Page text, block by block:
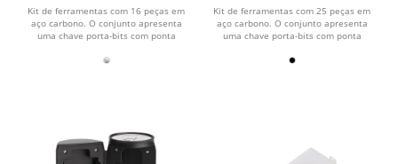
Kit de ferramentas com 16 peças em
aço carbono. O conjunto apresenta
uma chave porta-bits com ponta
Kit de ferramentas com 25 peças em
aço carbono. O conjunto apresenta
uma chave porta-bits com ponta